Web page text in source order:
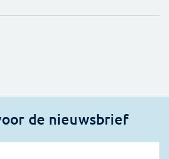
de nieuwsbrief